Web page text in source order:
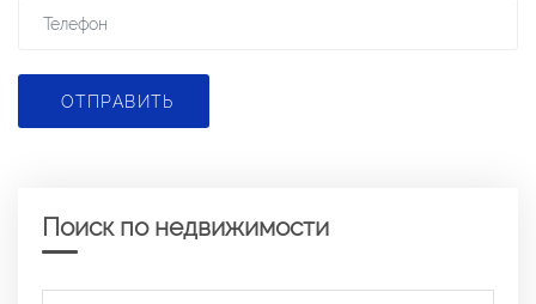
ОТПРАВИТЬ
Поиск по недвижимости